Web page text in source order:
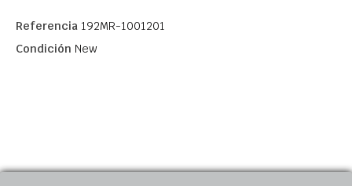
Referencia 192MR-1001201
Condición New